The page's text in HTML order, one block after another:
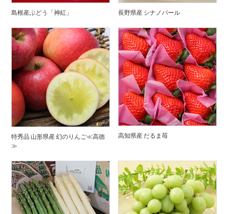
島根産ぶどう「神紅」 長野県産 シナノパール
特秀品 山形県産 幻のりんご≪高徳
≫
高知県産 だるま苺